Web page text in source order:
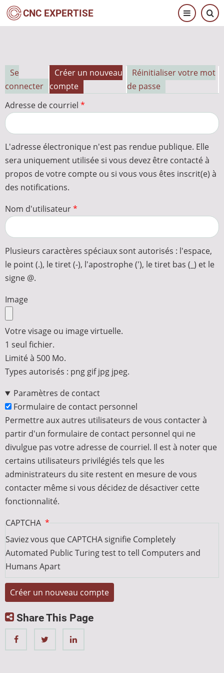
Aller
au
CNC EXPERTISE
Onglets
principaux
Se
connecter
Créer un nouveau
compte
Réinitialiser votre mot
de passe
Adresse de courriel
L'adresse électronique n'est pas rendue publique. Elle
sera uniquement utilisée si vous devez être contacté à
propos de votre compte ou si vous vous êtes inscrit(e) à
des notifications.
Nom d'utilisateur
Plusieurs caractères spéciaux sont autorisés : l'espace,
le point (.), le tiret (-), l'apostrophe ('), le tiret bas (_) et le
signe @.
Image
Votre visage ou image virtuelle.
1 seul fichier.
Limité à 500 Mo.
Types autorisés : png gif jpg jpeg.
Paramètres de contact
Formulaire de contact personnel
Permettre aux autres utilisateurs de vous contacter à
partir d'un formulaire de contact personnel qui ne
divulgue pas votre adresse de courriel. Il est à noter que
certains utilisateurs privilégiés tels que les
administrateurs du site restent en mesure de vous
contacter même si vous décidez de désactiver cette
fonctionnalité.
CAPTCHA
Saviez vous que CAPTCHA signifie Completely
Automated Public Turing test to tell Computers and
Humans Apart
Share This Page